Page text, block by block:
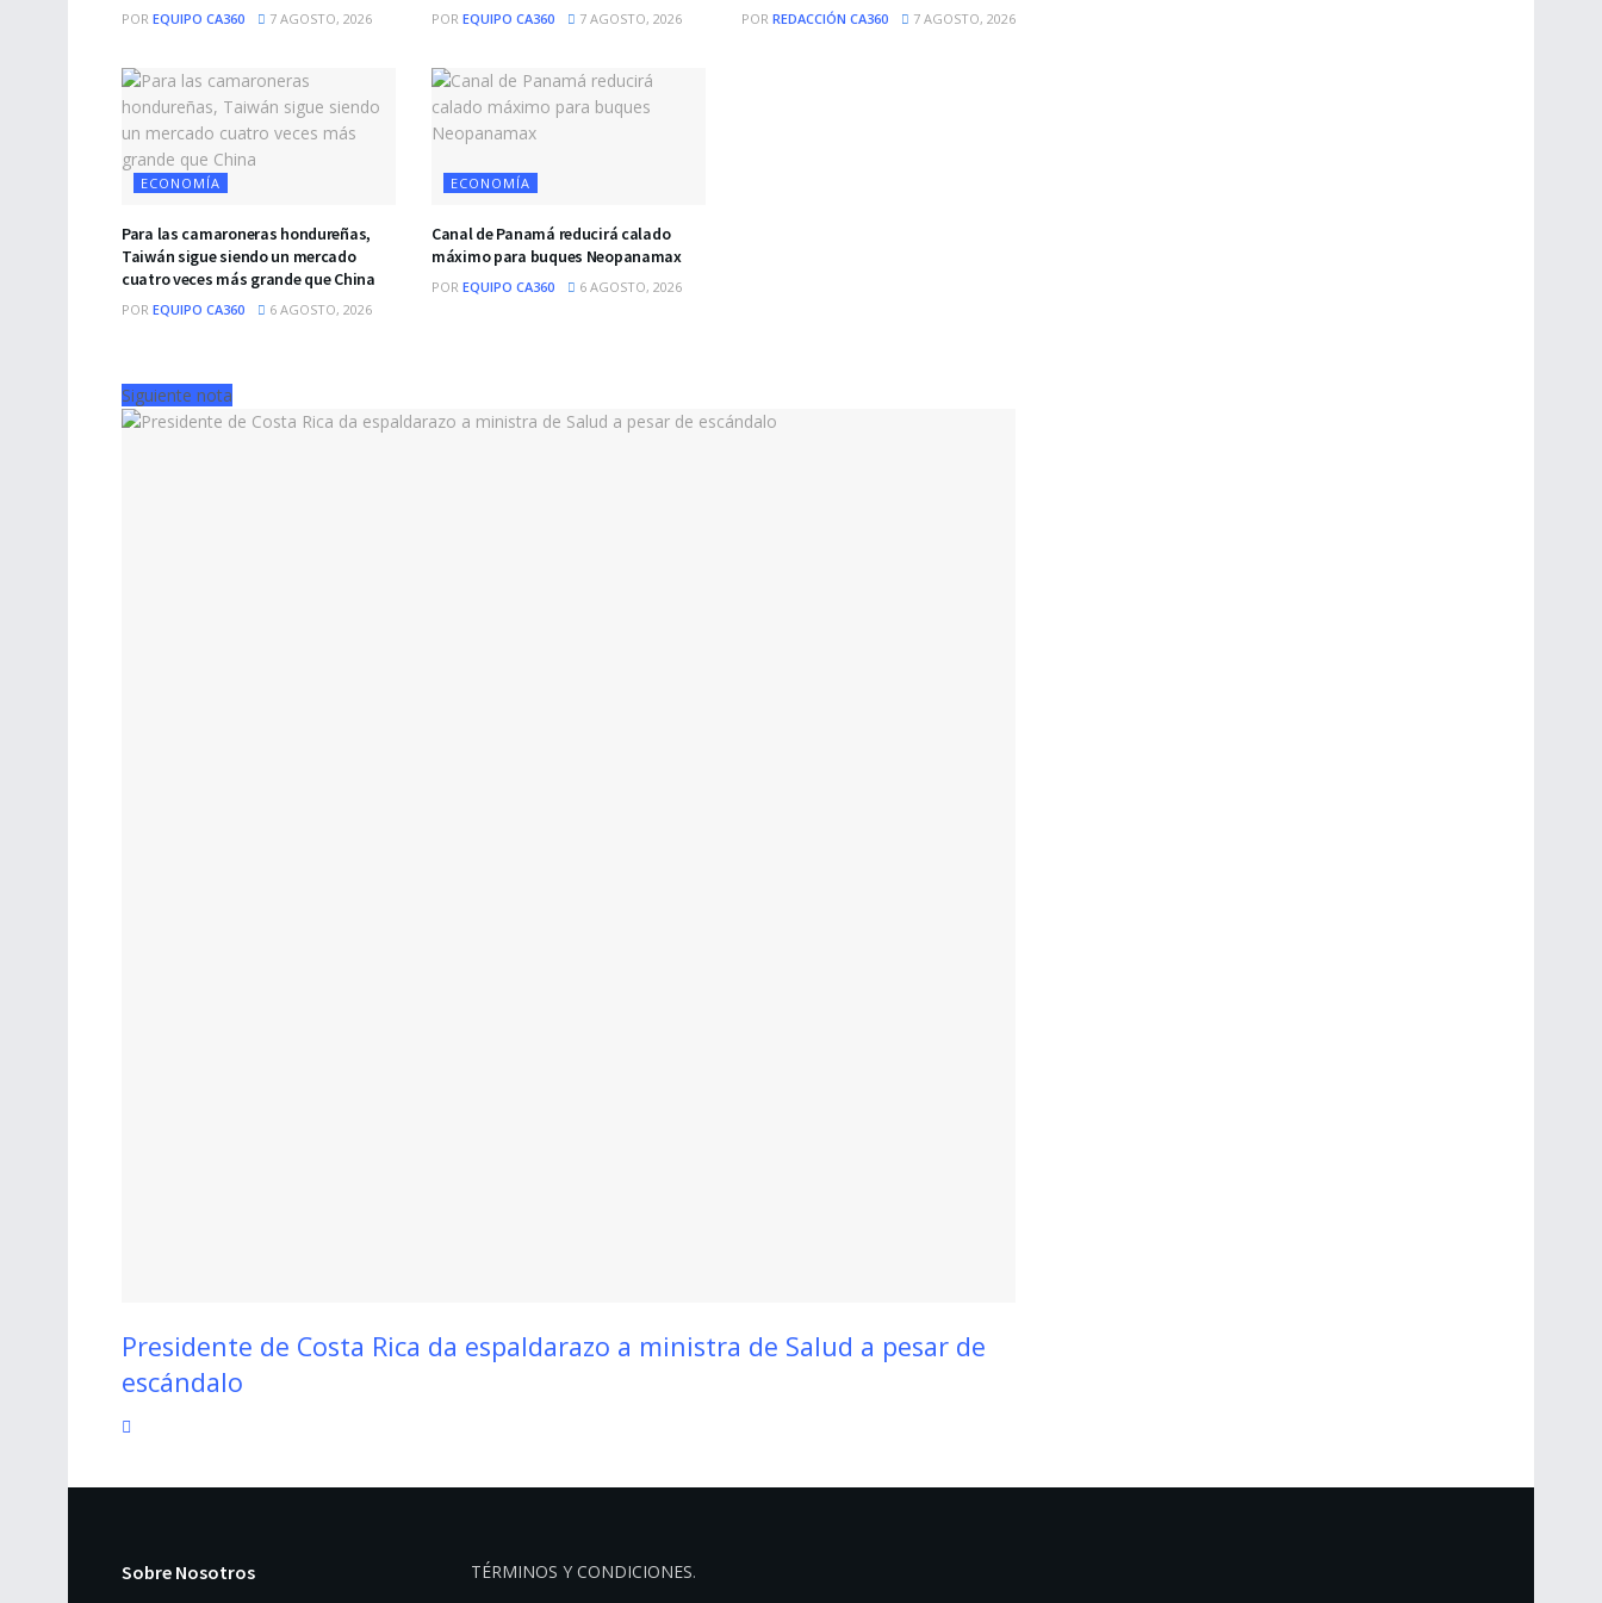
POR EQUIPO CA360 7 AGOSTO, 2026 POR EQUIPO CA360 7 AGOSTO, 2026 POR REDACCIÓN CA360 7 AGOSTO, 2026
ECONOMÍA
Para las camaroneras hondureñas,
Taiwán sigue siendo un mercado
cuatro veces más grande que China
POR EQUIPO CA360 6 AGOSTO, 2026
ECONOMÍA
Canal de Panamá reducirá calado
máximo para buques Neopanamax
POR EQUIPO CA360 6 AGOSTO, 2026
Siguiente nota
Presidente de Costa Rica da espaldarazo a ministra de Salud a pesar de
escándalo
Sobre Nosotros TÉRMINOS Y CONDICIONES.